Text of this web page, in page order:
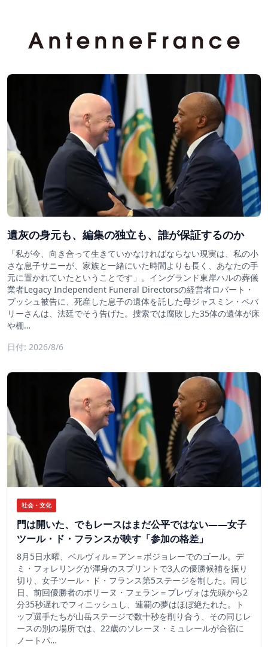
遺灰の身元も、編集の独立も、誰が保証するのか
「私が今、向き合って生きていかなければならない現実は、私の小
さな息子サニーが、家族と一緒にいた時間よりも長く、あなたの手
元に置かれていたということです」。イングランド東岸ハルの葬儀
業者Legacy Independent Funeral Directorsの経営者ロバート・
ブッシュ被告に、死産した息子の遺体を託した母ジャスミン・ベバ
リーさんは、法廷でそう告げた。捜索では腐敗した35体の遺体が床
や棚…
日付: 2026/8/6
社会・文化
門は開いた、でもレースはまだ公平ではない――女子
ツール・ド・フランスが映す「参加の格差」
8月5日水曜、ベルヴィル＝アン＝ボジョレーでのゴール。デ
ミ・フォレリングが渾身のスプリントで3人の優勝候補を振り
切り、女子ツール・ド・フランス第5ステージを制した。同じ
日、前回優勝者のポリーヌ・フェラン＝プレヴォは先頭から2
分35秒遅れでフィニッシュし、連覇の夢はほぼ絶たれた。ト
ップ選手たちが山岳ステージで数十秒を削り合う、その同じレ
ースの別の場所では、22歳のソレーヌ・ミュレールが合宿に
ノートパ…